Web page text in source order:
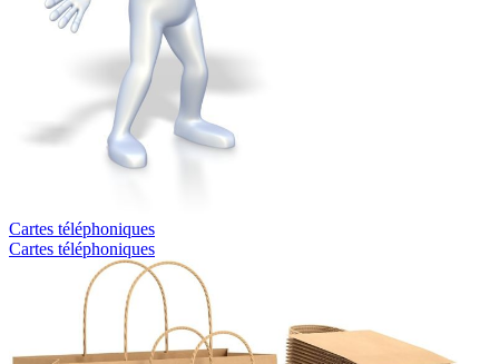
Cartes téléphoniques
Cartes téléphoniques